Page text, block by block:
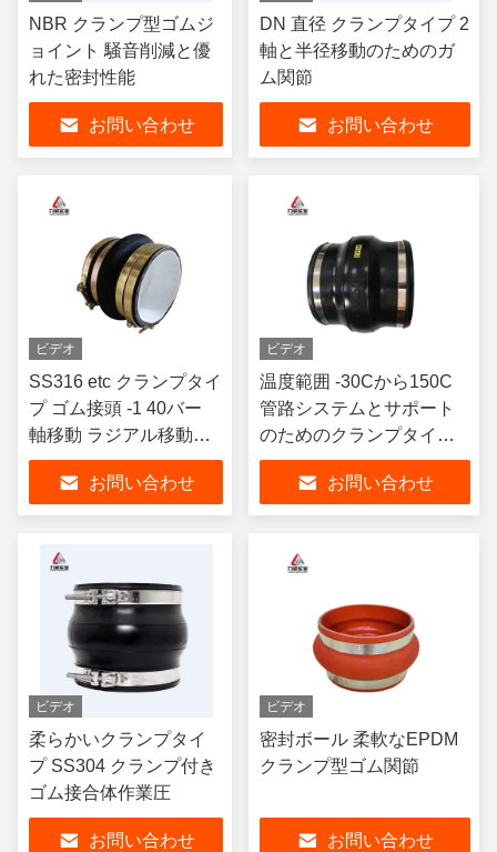
NBR クランプ型ゴムジ
ョイント 騒音削減と優
れた密封性能
お問い合わせ
DN 直径 クランプタイプ 2
軸と半径移動のためのガ
ム関節
お問い合わせ
ビデオ
SS316 etc クランプタイ
プ ゴム接頭 -1 40バー
軸移動 ラジアル移動
TYPE 2
お問い合わせ
ビデオ
温度範囲 -30Cから150C
管路システムとサポート
のためのクランプタイプ
ゴムジョイント
お問い合わせ
ビデオ
柔らかいクランプタイ
プ SS304 クランプ付き
ゴム接合体作業圧
お問い合わせ
ビデオ
密封ボール 柔軟なEPDM
クランプ型ゴム関節
お問い合わせ